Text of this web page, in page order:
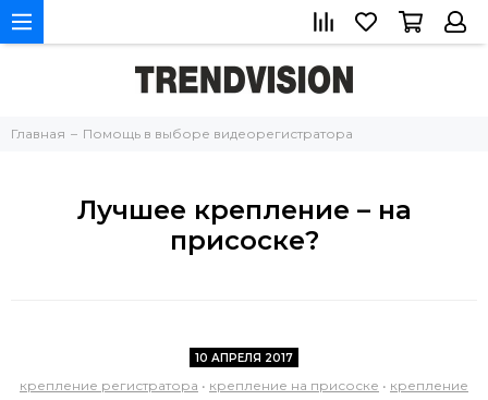
Главная Помощь в выборе видеорегистратора
Лучшее крепление – на
присоске?
10 АПРЕЛЯ 2017
крепление регистратора • крепление на присоске • крепление